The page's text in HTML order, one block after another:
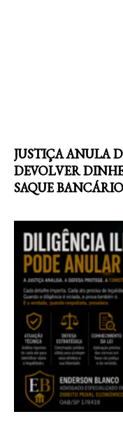
JUSTIÇA ANULA
DEVOLVER
SAQUE